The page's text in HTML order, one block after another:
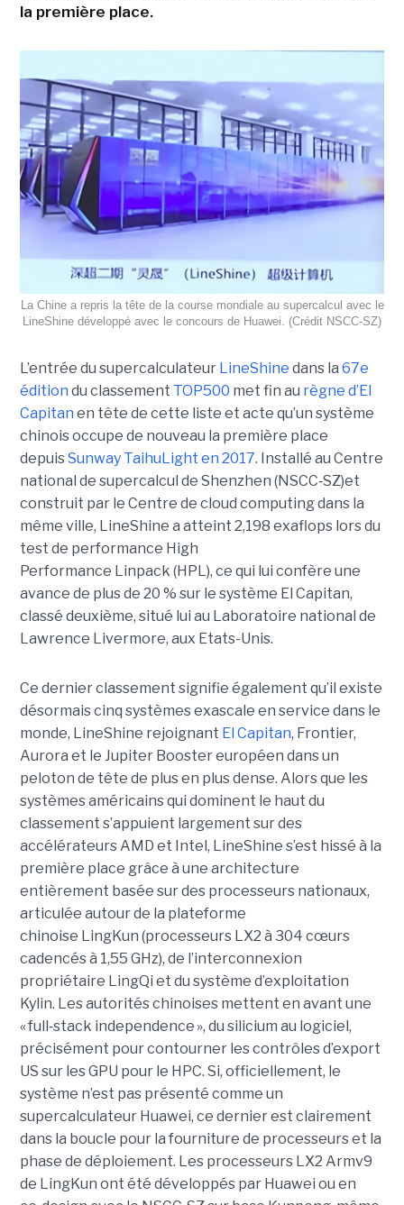
la première place.
La Chine a repris la tête de la course mondiale au supercalcul avec le
LineShine développé avec le concours de Huawei. (Crédit NSCC‑SZ)
L’entrée du supercalculateur LineShine dans la 67e
édition du classement TOP500 met fin au règne d’El
Capitan en tête de cette liste et acte qu’un système
chinois occupe de nouveau la première place
depuisSunway TaihuLight en 2017. Installé au Centre
national de supercalcul de Shenzhen (NSCC‑SZ)et
construit par le Centre de cloud computing dans la
même ville, LineShine a atteint 2,198 exaflops lors du
test de performance High
Performance Linpack (HPL), ce qui lui confère une
avance de plus de 20 % sur le système El Capitan,
classé deuxième, situé lui au Laboratoire national de
Lawrence Livermore, aux Etats-Unis.
Ce dernier classement signifie également qu’il existe
désormais cinq systèmes exascale en service dans le
monde, LineShine rejoignant El Capitan, Frontier,
Aurora et le Jupiter Booster européen dans un
peloton de tête de plus en plus dense. Alors que les
systèmes américains qui dominent le haut du
classement s’appuient largement sur des
accélérateurs AMD et Intel, LineShine s’est hissé à la
première place grâce à une architecture
entièrement basée sur des processeurs nationaux,
articulée autour de la plateforme
chinoise LingKun (processeurs LX2 à 304 cœurs
cadencés à 1,55 GHz), de l’interconnexion
propriétaire LingQi et du système d’exploitation
Kylin. Les autorités chinoises mettent en avant une
« full‑stack independence », du silicium au logiciel,
précisément pour contourner les contrôles d’export
US sur les GPU pour le HPC. Si, officiellement, le
système n’est pas présenté comme un
supercalculateur Huawei, ce dernier est clairement
dans la boucle pour la fourniture de processeurs et la
phase de déploiement. Les processeurs LX2 Armv9
de LingKun ont été développés par Huawei ou en